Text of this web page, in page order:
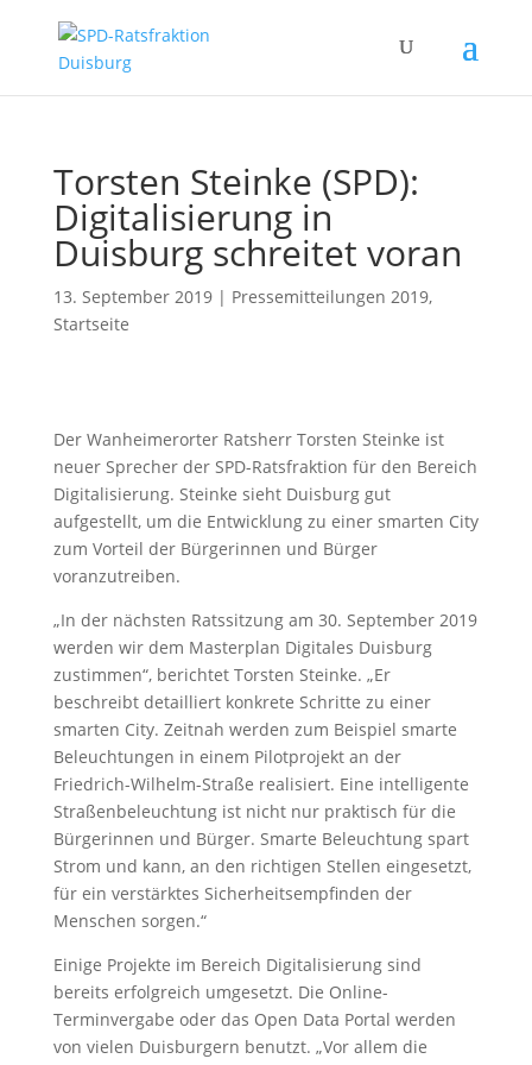
Torsten Steinke (SPD):
Digitalisierung in
Duisburg schreitet voran
13. September 2019| Pressemitteilungen 2019,
Startseite
Der Wanheimerorter Ratsherr Torsten Steinke ist
neuer Sprecher der SPD-Ratsfraktion für den Bereich
Digitalisierung. Steinke sieht Duisburg gut
aufgestellt, um die Entwicklung zu einer smarten City
zum Vorteil der Bürgerinnen und Bürger
voranzutreiben.
„In der nächsten Ratssitzung am 30. September 2019
werden wir dem Masterplan Digitales Duisburg
zustimmen“, berichtet Torsten Steinke. „Er
beschreibt detailliert konkrete Schritte zu einer
smarten City. Zeitnah werden zum Beispiel smarte
Beleuchtungen in einem Pilotprojekt an der
Friedrich-Wilhelm-Straße realisiert. Eine intelligente
Straßenbeleuchtung ist nicht nur praktisch für die
Bürgerinnen und Bürger. Smarte Beleuchtung spart
Strom und kann, an den richtigen Stellen eingesetzt,
für ein verstärktes Sicherheitsempfinden der
Menschen sorgen.“
Einige Projekte im Bereich Digitalisierung sind
bereits erfolgreich umgesetzt. Die Online-
Terminvergabe oder das Open Data Portal werden
von vielen Duisburgern benutzt. „Vor allem die